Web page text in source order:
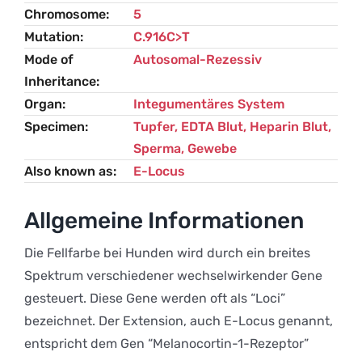
Chromosome
5
Mutation
C.916C>T
Mode of
Inheritance
Autosomal-Rezessiv
Organ
Integumentäres System
Specimen
Tupfer, EDTA Blut, Heparin Blut,
Sperma, Gewebe
Also known as
E-Locus
Allgemeine Informationen
Die Fellfarbe bei Hunden wird durch ein breites
Spektrum verschiedener wechselwirkender Gene
gesteuert. Diese Gene werden oft als “Loci”
bezeichnet. Der Extension, auch E-Locus genannt,
entspricht dem Gen “Melanocortin-1-Rezeptor”